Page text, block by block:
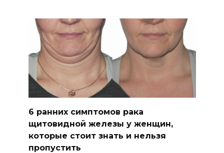
6 ранних симптомов рака
щитовидной железы у женщин,
которые стоит знать и нельзя
пропустить